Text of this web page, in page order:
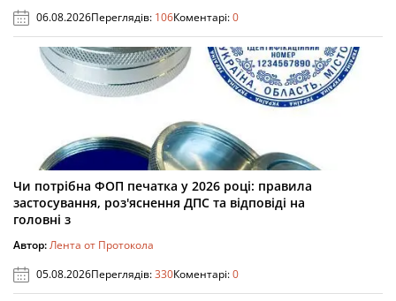
06.08.2026Переглядів: 106Коментарі:0
Чи потрібна ФОП печатка у 2026 році: правила
застосування, роз'яснення ДПС та відповіді на
головні з
Автор:Лента от Протокола
05.08.2026Переглядів:330Коментарі:0